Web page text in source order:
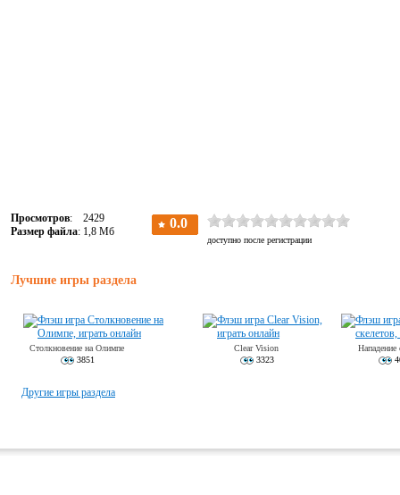
Просмотров: 2429
Размер файла: 1,8 Мб
Лучшие игры раздела
Столкновение на Олимпе
3851
Clear Vision
3323
Нападение
Другие игры раздела